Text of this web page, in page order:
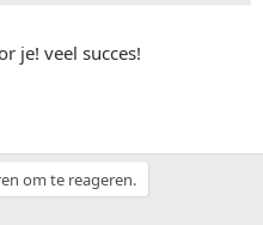
je! veel succes!
om te reageren.